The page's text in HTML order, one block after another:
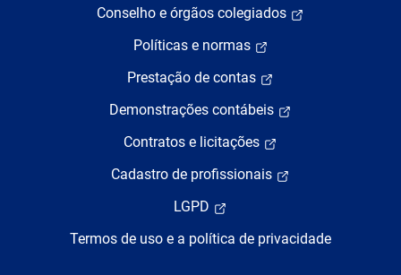
Conselho e órgãos colegiados
Políticas e normas
Prestação de contas
Demonstrações contábeis
Contratos e licitações
Cadastro de profissionais
LGPD
Termos de uso e a política de privacidade